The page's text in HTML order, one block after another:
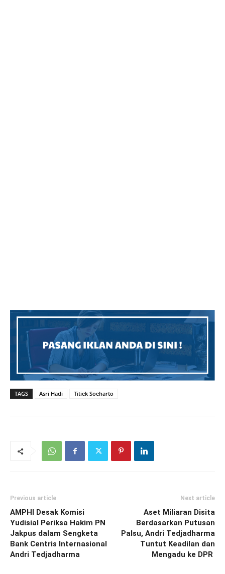
TAGS Asri Hadi Titiek Soeharto
Previous article
AMPHI Desak Komisi
Yudisial Periksa Hakim PN
Jakpus dalam Sengketa
Bank Centris Internasional
Andri Tedjadharma
Next article
Aset Miliaran Disita
Berdasarkan Putusan
Palsu, Andri Tedjadharma
Tuntut Keadilan dan
Mengadu ke DPR